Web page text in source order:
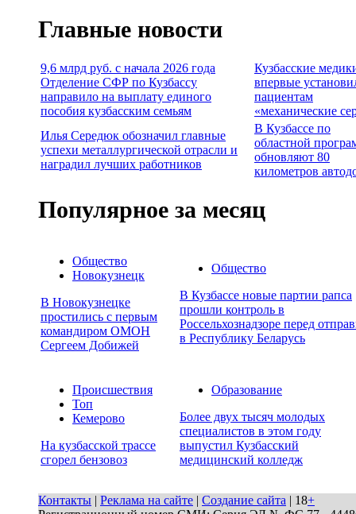
Главные новости
9,6 млрд руб. с начала 2026 года
Отделение СФР по Кузбассу
направило на выплату единого
пособия кузбасским семьям
Кузбасские
впервые
пациентам
«механические
Илья Середюк обозначил главные
успехи металлургической отрасли и
наградил лучших работников
В Кузбассе по
областной
обновляют 80
километров
Популярное за месяц
Общество
Новокузнецк
В Новокузнецке
простились с первым
командиром ОМОН
Сергеем Добижей
Общество
В Кузбассе новые партии рапса
прошли контроль в
Россельхознадзоре перед
в Республику Беларусь
Происшествия
Топ
Кемерово
На кузбасской трассе
сгорел бензовоз
Образование
Более двух тысяч молодых
специалистов в этом году
выпустил Кузбасский
медицинский колледж
Контакты | Реклама на сайте | Создание сайта | 18+